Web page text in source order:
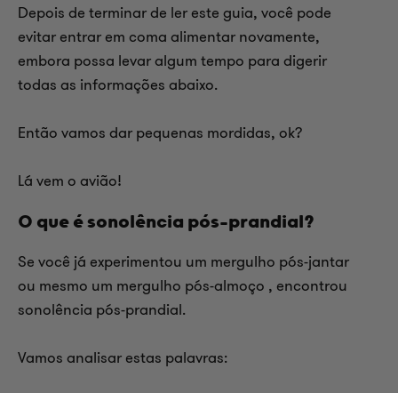
Depois de terminar de ler este guia, você pode
evitar entrar em coma alimentar novamente,
embora possa levar algum tempo para digerir
todas as informações abaixo.
Então vamos dar pequenas mordidas, ok?
Lá vem o avião!
O que é sonolência pós-prandial?
Se você já experimentou um mergulho pós-jantar
ou mesmo um mergulho pós-almoço , encontrou
sonolência pós-prandial.
Vamos analisar estas palavras: